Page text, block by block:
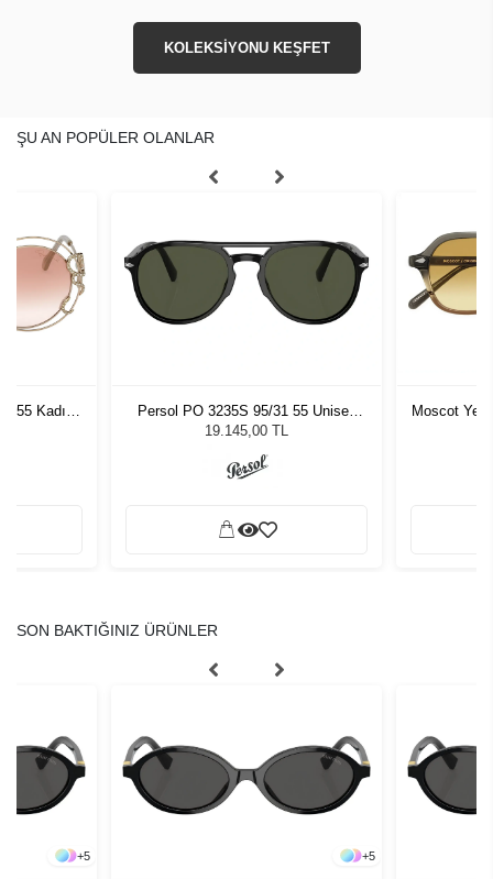
KOLEKSİYONU KEŞFET
ŞU AN POPÜLER OLANLAR
55 Kadın
Persol PO 3235S 95/31 55 Unisex
Güneş Gözlüğü
19.145,00 TL
Moscot
SON BAKTIĞINIZ ÜRÜNLER
+5 +5